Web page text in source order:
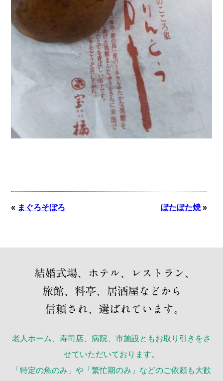
« まぐろそぼろ ぽたぽた焼»
老人ホーム、寿司店、病院、市施設ともお取り引きをさ
せていただいております。
「特定の魚のみ」や「繁忙期のみ」などのご依頼も大歓